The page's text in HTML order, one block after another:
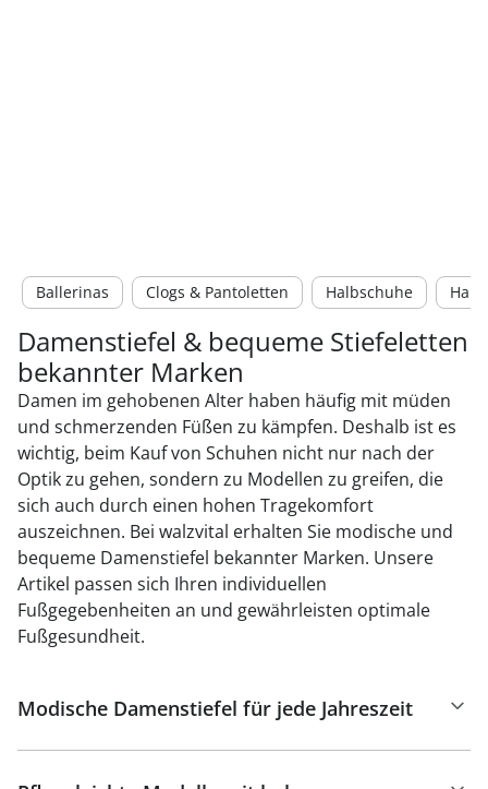
Ballerinas Clogs & Pantoletten Halbschuhe
Damenstiefel & bequeme Stiefeletten
bekannter Marken
Damen im gehobenen Alter haben häufig mit müden
und schmerzenden Füßen zu kämpfen. Deshalb ist es
wichtig, beim Kauf von Schuhen nicht nur nach der
Optik zu gehen, sondern zu Modellen zu greifen, die
sich auch durch einen hohen Tragekomfort
auszeichnen. Bei walzvital erhalten Sie modische und
bequeme Damenstiefel bekannter Marken. Unsere
Artikel passen sich Ihren individuellen
Fußgegebenheiten an und gewährleisten optimale
Fußgesundheit.
Modische Damenstiefel für jede Jahreszeit